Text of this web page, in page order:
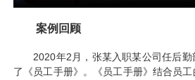
案例回顾
2020年2月，张某入职某公司任后勤
了《员工手册》。《员工手册》结合员